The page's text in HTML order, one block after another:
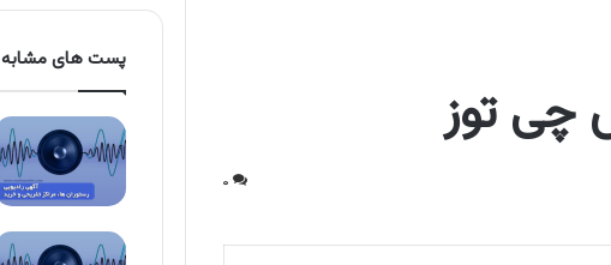
چی توز
۰
پست های مشابه